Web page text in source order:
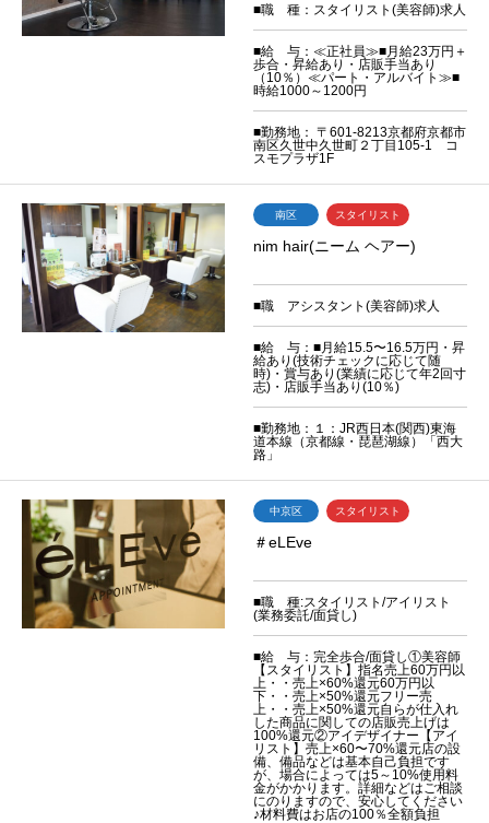
■職 種：スタイリスト(美容師)求人
■給 与：≪正社員≫■月給23万円＋
歩合・昇給あり・店販手当あり
（10％）≪パート・アルバイト≫■
時給1000～1200円
■勤務地： 〒601-8213京都府京都市
南区久世中久世町２丁目105-1 コ
スモプラザ1F
南区 スタイリスト
nim hair(ニーム ヘアー)
■職 アシスタント(美容師)求人
■給 与：■月給15.5〜16.5万円・昇
給あり(技術チェックに応じて随
時)・賞与あり(業績に応じて年2回寸
志)・店販手当あり(10％)
■勤務地：１：JR西日本(関西)東海
道本線（京都線・琵琶湖線）「西大
路」
中京区 スタイリスト
＃eLEve
■職 種:スタイリスト/アイリスト
(業務委託/面貸し)
■給 与：完全歩合/面貸し①美容師
【スタイリスト】指名売上60万円以
上・・売上×60%還元60万円以
下・・売上×50%還元フリー売
上・・売上×50%還元自らが仕入れ
した商品に関しての店販売上げは
100%還元②アイデザイナー【アイ
リスト】売上×60〜70%還元店の設
備、備品などは基本自己負担です
が、場合によっては5～10%使用料
金がかかります。詳細などはご相談
にのりますので、安心してください
♪材料費はお店の100％全額負担